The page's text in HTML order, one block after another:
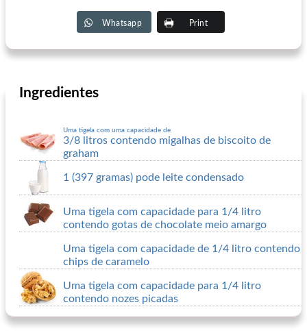
Whatsapp Print
Ingredientes
Uma tigela com uma capacidade de
3/8 litros contendo migalhas de biscoito de
graham
1 (397 gramas) pode leite condensado
Uma tigela com capacidade para 1/4 litro
contendo gotas de chocolate meio amargo
Uma tigela com capacidade de 1/4 litro contendo
chips de caramelo
Uma tigela com capacidade para 1/4 litro
contendo nozes picadas